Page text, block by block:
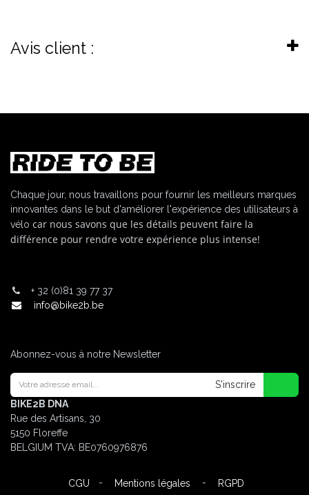
Avis client :
Chaque jour, nous travaillons pour fournir les meilleurs marques
innovantes dans le but d'améliorer l'expérience des utilisateurs à
vélo car nous savons que les détails peuvent faire la
différence pour rendre votre expérience plus intense!
+ 32 (0)81 39 77 37
info@bike2b.be
Abonnez-vous à notre Newsletter
S'inscrire
BIKE2B DNA
Rue des Artisans, 30
5150 Floreffe
BELGIUM TVA: BE0760976876
CGU - Mentions légales - RGPD